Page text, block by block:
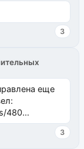
3
еще
480
481Исправим
3